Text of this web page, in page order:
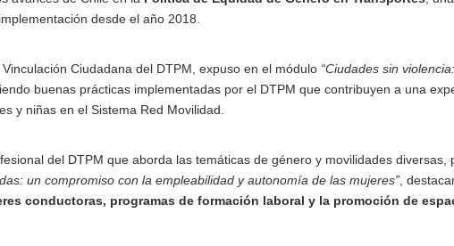
desde el año 2018.
Vinculación Ciudadana del DTPM, expuso en el módulo “Ciudades sin
buenas prácticas implementadas por el DTPM que contribuyen a una
y niñas en el Sistema Red Movilidad.
del DTPM que aborda las temáticas de género y movilidades diversas,
un compromiso con la empleabilidad y autonomía de las mujeres” ,
conductoras, programas de formación laboral y la promoción de